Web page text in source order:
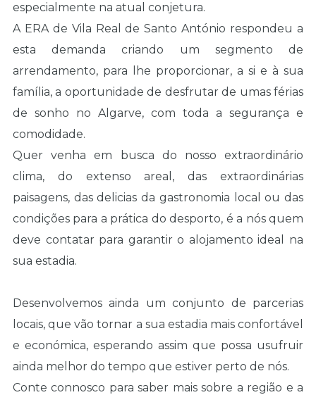
especialmente na atual conjetura.
A ERA de Vila Real de Santo António respondeu a
esta demanda criando um segmento de
arrendamento, para lhe proporcionar, a si e à sua
família, a oportunidade de desfrutar de umas férias
de sonho no Algarve, com toda a segurança e
comodidade.
Quer venha em busca do nosso extraordinário
clima, do extenso areal, das extraordinárias
paisagens, das delicias da gastronomia local ou das
condições para a prática do desporto, é a nós quem
deve contatar para garantir o alojamento ideal na
sua estadia.
Desenvolvemos ainda um conjunto de parcerias
locais, que vão tornar a sua estadia mais confortável
e económica, esperando assim que possa usufruir
ainda melhor do tempo que estiver perto de nós.
Conte connosco para saber mais sobre a região e a